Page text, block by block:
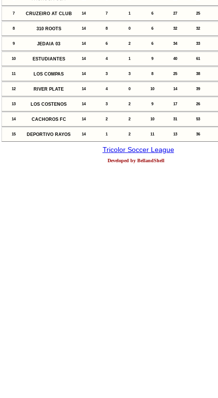
7 CRUZEIRO AT CLUB 14 7 1 6 27 25
8 310 ROOTS 14 8 0 6 32 32
9 JEDAIA 03 14 6 2 6 34 33
10 ESTUDIANTES 14 4 1 9 40 61
11 LOS COMPAS 14 3 3 8 25 38
12 RIVER PLATE 14 4 0 10 14 39
13 LOS COSTENOS 14 3 2 9 17 26
14 CACHOROS FC 14 2 2 10 31 53
15 DEPORTIVO RAYOS 14 1 2 11 13 36
Tricolor Soccer League
Developed by BellandShell